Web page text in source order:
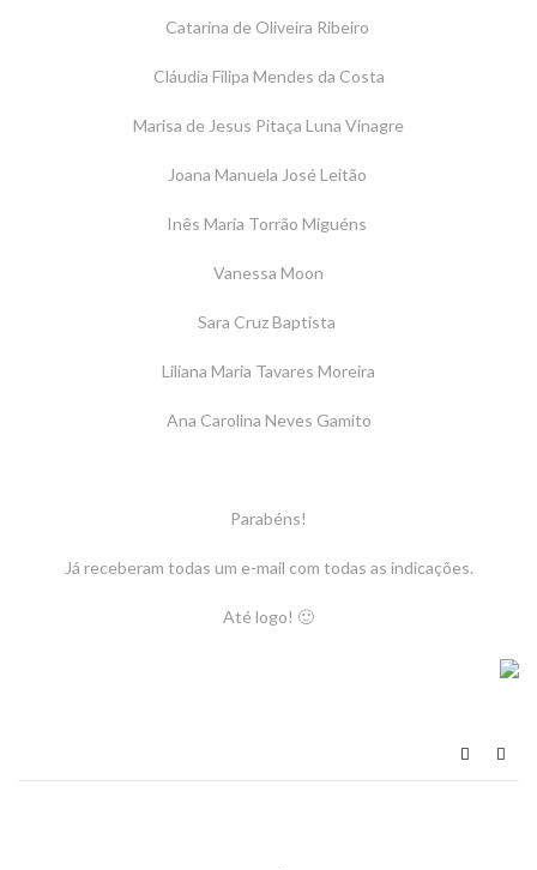
Catarina de Oliveira Ribeiro
Cláudia Filipa Mendes da Costa
Marisa de Jesus Pitaça Luna Vinagre
Joana Manuela José Leitão
Inês Maria Torrão Miguéns
Vanessa Moon
Sara Cruz Baptista
Liliana Maria Tavares Moreira
Ana Carolina Neves Gamito
Parabéns!
Já receberam todas um e-mail com todas as indicações.
Até logo! 🙂